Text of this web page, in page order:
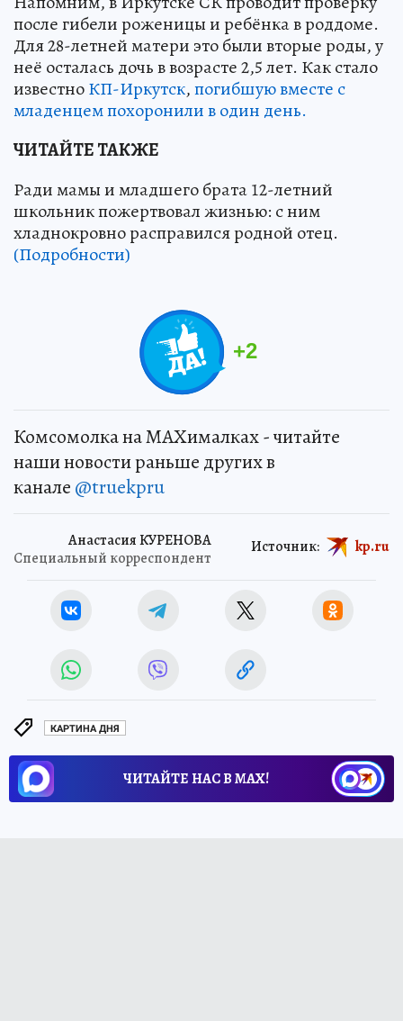
после гибели роженицы и ребёнка в роддоме.
Для 28-летней матери это были вторые роды, у
неё осталась дочь в возрасте 2,5 лет. Как стало
известноКП-Иркутск,погибшую вместе с
младенцем похоронили в один день.
ЧИТАЙТЕ ТАКЖЕ
Ради мамы и младшего брата 12-летний
школьник пожертвовал жизнью: с ним
хладнокровно расправился родной отец.
(Подробности)
+2
Комсомолка на MAXималках - читайте
наши новости раньше других в
канале @truekpru
Анастасия КУРЕНОВА
Специальный корреспондент
Источник: kp.ru
КАРТИНА ДНЯ
ЧИТАЙТЕ НАС В МАХ!